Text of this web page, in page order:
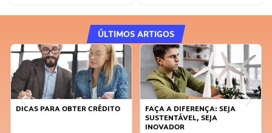
ÚLTIMOS ARTIGOS
DICAS PARA OBTER CRÉDITO
FAÇA A DIFERENÇA: SEJA
SUSTENTÁVEL, SEJA
INOVADOR